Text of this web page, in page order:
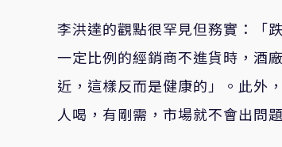
李洪達的觀點很罕見但務實：「
一定比例的經銷商不進貨時，酒
近，這樣反而是健康的」。此外
人喝，有剛需，市場就不會出問